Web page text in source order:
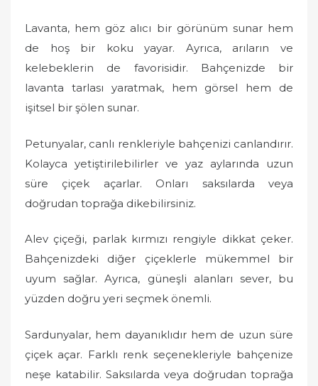
Lavanta, hem göz alıcı bir görünüm sunar hem
de hoş bir koku yayar. Ayrıca, arıların ve
kelebeklerin de favorisidir. Bahçenizde bir
lavanta tarlası yaratmak, hem görsel hem de
işitsel bir şölen sunar.
Petunyalar, canlı renkleriyle bahçenizi canlandırır.
Kolayca yetiştirilebilirler ve yaz aylarında uzun
süre çiçek açarlar. Onları saksılarda veya
doğrudan toprağa dikebilirsiniz.
Alev çiçeği, parlak kırmızı rengiyle dikkat çeker.
Bahçenizdeki diğer çiçeklerle mükemmel bir
uyum sağlar. Ayrıca, güneşli alanları sever, bu
yüzden doğru yeri seçmek önemli.
Sardunyalar, hem dayanıklıdır hem de uzun süre
çiçek açar. Farklı renk seçenekleriyle bahçenize
neşe katabilir. Saksılarda veya doğrudan toprağa